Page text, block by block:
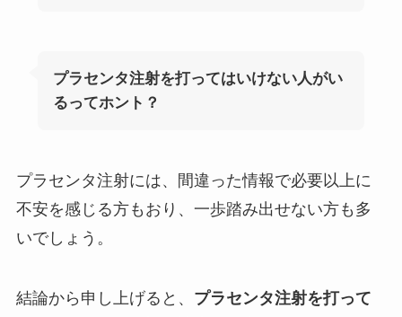
プラセンタ注射を打ってはいけない人がい
るってホント？
プラセンタ注射には、間違った情報で必要以上に
不安を感じる方もおり、一歩踏み出せない方も多
いでしょう。
結論から申し上げると、 プラセンタ注射を打って